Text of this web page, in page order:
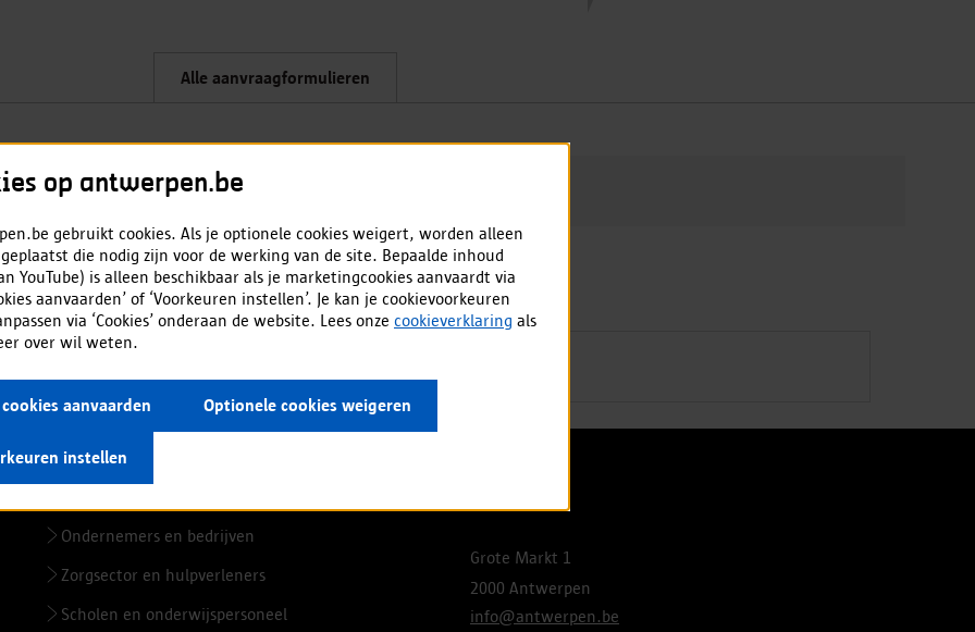
op antwerpen.be
gebruikt cookies. Als je optionele cookies weigert, worden alleen
geplaatst die nodig zijn voor de werking van de site. Bepaalde inhoud
YouTube) is alleen beschikbaar als je marketingcookies aanvaardt via
aanvaarden’ of ‘Voorkeuren instellen’. Je kan je cookievoorkeuren
via ‘Cookies’ onderaan de website. Lees onze cookieverklaring als
over wil weten.
aanvaarden Optionele cookies weigeren
instellen
Alle aanvraagformulieren
Ondernemers en bedrijven
Zorgsector en hulpverleners
Scholen en onderwijspersoneel
Grote Markt 1
2000 Antwerpen
info@antwerpen.be